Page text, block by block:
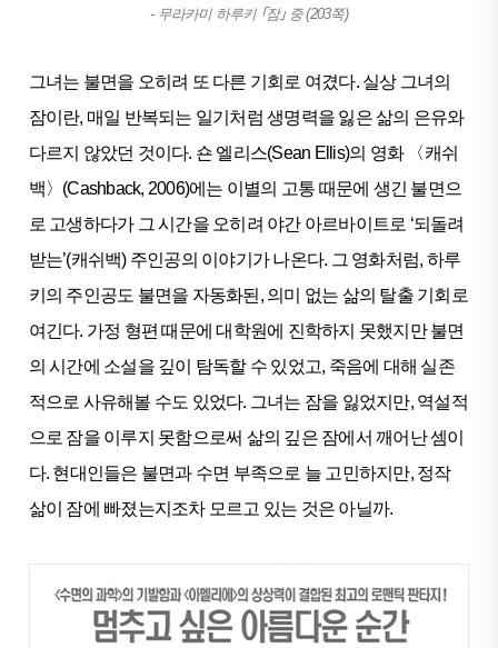
- 무라카미 하루키 ｢잠｣ 중 (203쪽)
그녀는 불면을 오히려 또 다른 기회로 여겼다. 실상 그녀의
잠이란, 매일 반복되는 일기처럼 생명력을 잃은 삶의 은유와
다르지 않았던 것이다. 숀 엘리스(Sean Ellis)의 영화 〈캐쉬
백〉(Cashback, 2006)에는 이별의 고통 때문에 생긴 불면으
로 고생하다가 그 시간을 오히려 야간 아르바이트로 ‘되돌려
받는’(캐쉬백) 주인공의 이야기가 나온다. 그 영화처럼, 하루
키의 주인공도 불면을 자동화된, 의미 없는 삶의 탈출 기회로
여긴다. 가정 형편 때문에 대학원에 진학하지 못했지만 불면
의 시간에 소설을 깊이 탐독할 수 있었고, 죽음에 대해 실존
적으로 사유해볼 수도 있었다. 그녀는 잠을 잃었지만, 역설적
으로 잠을 이루지 못함으로써 삶의 깊은 잠에서 깨어난 셈이
다. 현대인들은 불면과 수면 부족으로 늘 고민하지만, 정작
삶이 잠에 빠졌는지조차 모르고 있는 것은 아닐까.